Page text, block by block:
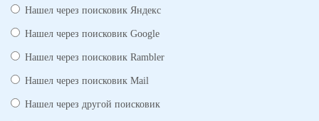
Нашел через поисковик Яндекс
Нашел через поисковик Google
Нашел через поисковик Rambler
Нашел через поисковик Mail
Нашел через другой поисковик